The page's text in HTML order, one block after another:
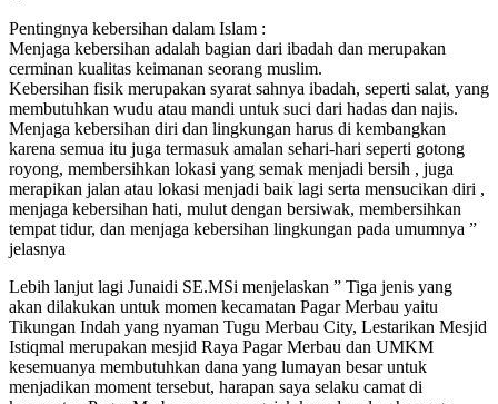
Pentingnya kebersihan dalam Islam :
Menjaga kebersihan adalah bagian dari ibadah dan merupakan
cerminan kualitas keimanan seorang muslim.
Kebersihan fisik merupakan syarat sahnya ibadah, seperti salat, yang
membutuhkan wudu atau mandi untuk suci dari hadas dan najis.
Menjaga kebersihan diri dan lingkungan harus di kembangkan
karena semua itu juga termasuk amalan sehari-hari seperti gotong
royong, membersihkan lokasi yang semak menjadi bersih , juga
merapikan jalan atau lokasi menjadi baik lagi serta mensucikan diri ,
menjaga kebersihan hati, mulut dengan bersiwak, membersihkan
tempat tidur, dan menjaga kebersihan lingkungan pada umumnya ”
jelasnya
Lebih lanjut lagi Junaidi SE.MSi menjelaskan ” Tiga jenis yang
akan dilakukan untuk momen kecamatan Pagar Merbau yaitu
Tikungan Indah yang nyaman Tugu Merbau City, Lestarikan Mesjid
Istiqmal merupakan mesjid Raya Pagar Merbau dan UMKM
kesemuanya membutuhkan dana yang lumayan besar untuk
menjadikan moment tersebut, harapan saya selaku camat di